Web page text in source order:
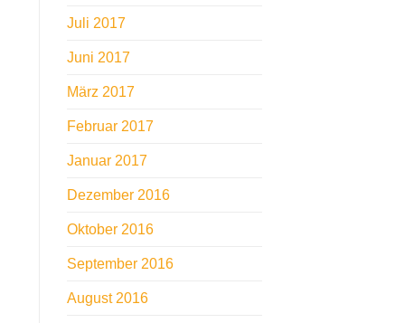
Juli 2017
Juni 2017
März 2017
Februar 2017
Januar 2017
Dezember 2016
Oktober 2016
September 2016
August 2016